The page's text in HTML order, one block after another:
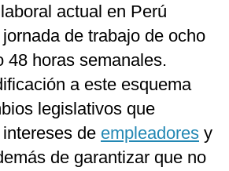
actual en Perú
de trabajo de ocho
48 horas semanales.
a este esquema
legislativos que
de empleadores y
de garantizar que no